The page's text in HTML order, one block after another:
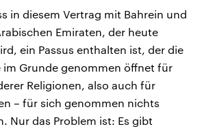
in diesem Vertrag mit Bahrein und
Emiraten, der heute
ein Passus enthalten ist, der die
im Grunde genommen öffnet für
Religionen, also auch für
– für sich genommen nichts
Nur das Problem ist: Es gibt